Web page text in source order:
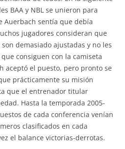
BAA y NBL se unieron para
Auerbach sentía que debía
jugadores consideran que
demasiado ajustadas y no les
consiguen con la camiseta
aceptó el puesto, pero pronto se
prácticamente su misión
que el entrenador titular
Hasta la temporada 2005-
de cada conferencia venían
clasificados en cada
el balance victorias-derrotas.